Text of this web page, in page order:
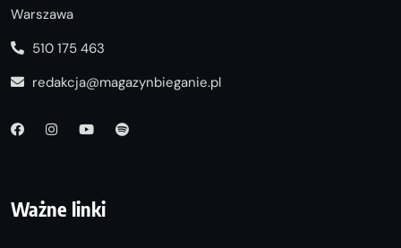
Warszawa
510 175 463
redakcja@magazynbieganie.pl
Ważne linki